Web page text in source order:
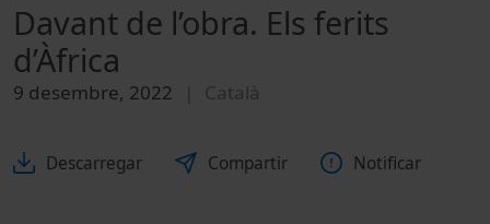
Davant de l’obra. Els ferits
d’Àfrica
9 desembre, 2022 Català
Descarregar Compartir Notificar